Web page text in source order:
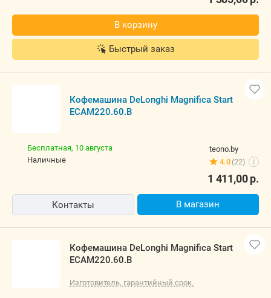
В корзину
Быстрый заказ
Кофемашина DeLonghi Magnifica Start
ECAM220.60.B
teono.by
4.0 (22) i
Бесплатная, 10 августа
наличные
1 411,00р.
Контакты В магазин
Кофемашина DeLonghi Magnifica Start
ECAM220.60.B
Изготовитель, гарантийный срок.